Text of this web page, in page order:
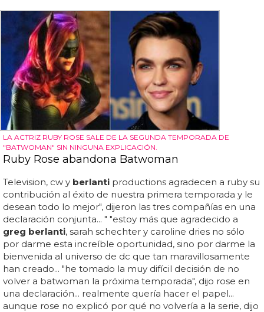
LA ACTRIZ RUBY ROSE SALE DE LA SEGUNDA TEMPORADA DE
"BATWOMAN" SIN NINGUNA EXPLICACIÓN.
Ruby Rose abandona Batwoman
Television, cw y berlanti productions agradecen a ruby su
contribución al éxito de nuestra primera temporada y le
desean todo lo mejor", dijeron las tres compañías en una
declaración conjunta... " "estoy más que agradecido a
greg berlanti, sarah schechter y caroline dries no sólo
por darme esta increíble oportunidad, sino por darme la
bienvenida al universo de dc que tan maravillosamente
han creado... "he tomado la muy difícil decisión de no
volver a batwoman la próxima temporada", dijo rose en
una declaración... realmente quería hacer el papel...
aunque rose no explicó por qué no volvería a la serie, dijo